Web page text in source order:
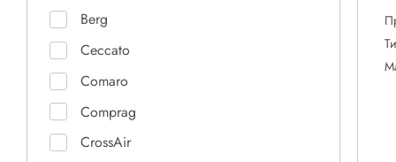
Berg
Ceccato
Comaro
Comprag
CrossAir